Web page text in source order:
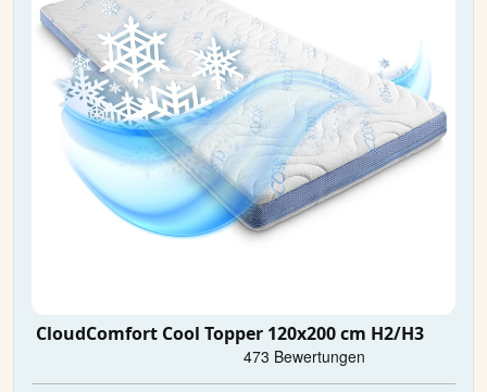
CloudComfort Cool Topper 120x200 cm H2/H3